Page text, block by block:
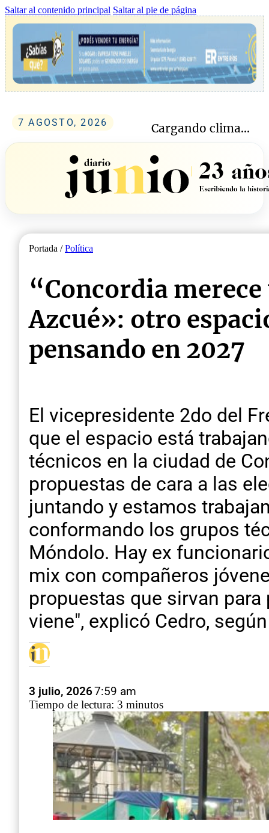
Saltar al contenido principal Saltar al pie de página
7 AGOSTO, 2026 Cargando clima...
Portada /Política
“Concordia
Azcué»: otro
pensando en 2027
El vicepresidente 2do del
que el espacio está
técnicos en la ciudad de
propuestas de cara a las
juntando y estamos
conformando los grupos
Móndolo. Hay ex
mix con compañeros
propuestas que sirvan
viene", explicó Cedro,
3 julio, 20267:59 am
Tiempo de lectura: 3 minutos